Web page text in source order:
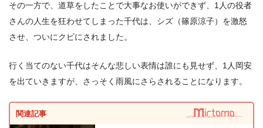
その一方で、道草をしたことで大事なお使いができず、1人の役者
さんの人生を狂わせてしまった千代は、シズ（篠原涼子）を激怒
させ、ついにクビにされました。
行く当てのない千代はそんな悲しい表情は誰にも見せず、1人岡安
を出ていきますが、さっそく雨風にさらされることになります。
関連記事